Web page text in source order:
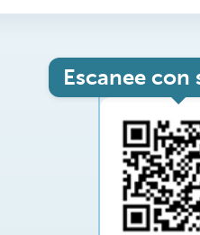
Escanee con